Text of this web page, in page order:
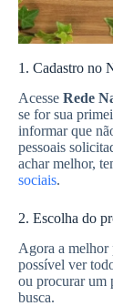
1. Cadastro no
Acesse Rede
se for sua
informar que
pessoais
achar melhor,
sociais.
2. Escolha do
Agora a melhor
possível ver
ou procurar um
busca.